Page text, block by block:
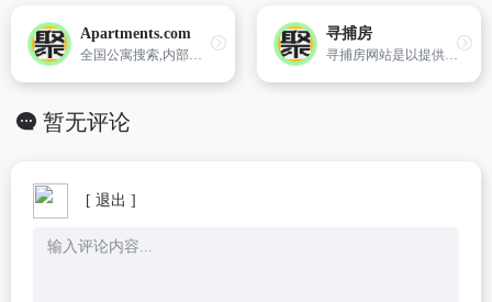
Apartments.com
全国公寓搜索,内部和外部的照片,平面图,市容和方向。
寻捕房
寻捕房网站是以提供有价值的房产信息为核心,面向信息应用的房产数据综合平台,曾在2007年一度成为中国最具潜力的房产信息搜索网站,其核心功能是向用户提供全面、准确、有效的房产服务。
暂无评论
[ 退出 ]